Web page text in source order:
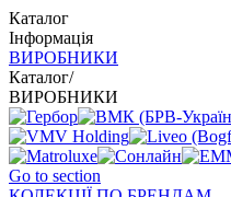
Каталог
Інформація
ВИРОБНИКИ
Каталог/
ВИРОБНИКИ
Go to section